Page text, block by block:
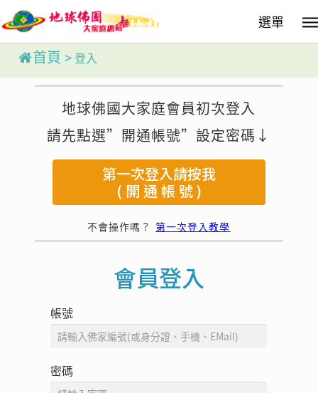
to
main
content
選單
首頁 > 登入
地球佛國大家庭會員初次登入
請先點選”開通帳號”設定密碼↓
第一次登入請按我
( 開 通 帳 號 )
不會操作嗎？ 第一次登入教學
會員登入
帳號
密碼